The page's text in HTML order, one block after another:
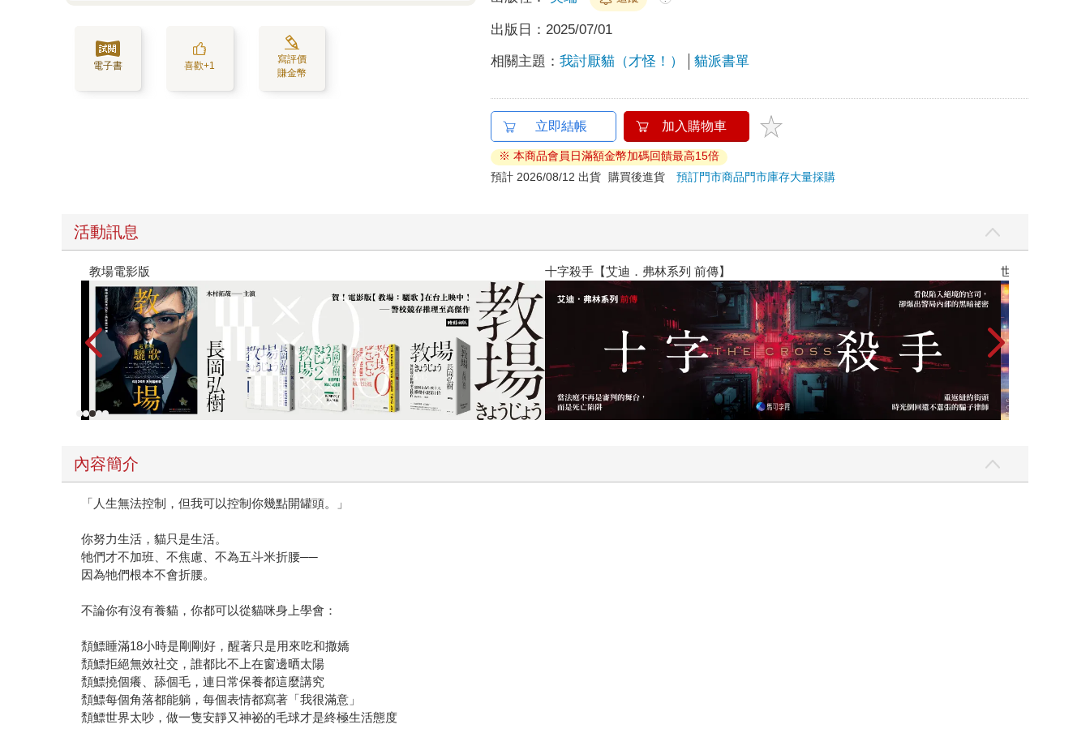
電子書 喜歡+1
寫評價
賺金幣
出版日： 2025/07/01
相關主題：我討厭貓（才怪！） 貓派書單
立即結帳 加入購物車
※ 本商品會員日滿額金幣加碼回饋最高15倍
預計 2026/08/12 出貨
購買後進貨預訂門市商品門市庫存大量採購
活動訊息
十字殺手【艾迪．弗林系列 前傳】 世界上最透明的故事【夏季限量版】：全新封面×透明書衣×燙銀加工，售完即絕版 時報經典展69折起
內容簡介
「人生無法控制，但我可以控制你幾點開罐頭。」
你努力生活，貓只是生活。
牠們才不加班、不焦慮、不為五斗米折腰──
因為牠們根本不會折腰。
不論你有沒有養貓，你都可以從貓咪身上學會：
頽鰾睡滿18小時是剛剛好，醒著只是用來吃和撒嬌
頽鰾拒絕無效社交，誰都比不上在窗邊晒太陽
頽鰾撓個癢、舔個毛，連日常保養都這麼講究
頽鰾每個角落都能躺，每個表情都寫著「我很滿意」
頽鰾世界太吵，做一隻安靜又神祕的毛球才是終極生活態度